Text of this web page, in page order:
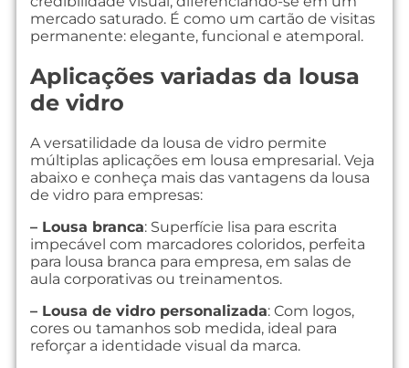
mercado saturado. É como um cartão de visitas
permanente: elegante, funcional e atemporal.
Aplicações variadas da lousa
de vidro
A versatilidade da lousa de vidro permite
múltiplas aplicações em lousa empresarial. Veja
abaixo e conheça mais das vantagens da lousa
de vidro para empresas:
– Lousa branca: Superfície lisa para escrita
impecável com marcadores coloridos, perfeita
para lousa branca para empresa, em salas de
aula corporativas ou treinamentos.
– Lousa de vidro personalizada: Com logos,
cores ou tamanhos sob medida, ideal para
reforçar a identidade visual da marca.